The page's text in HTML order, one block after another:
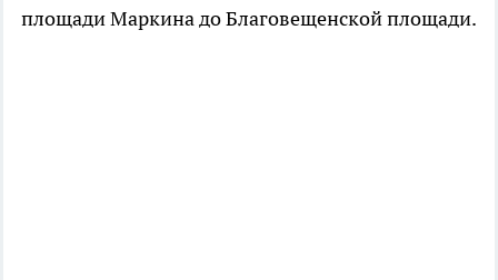
площади Маркина до Благовещенской площади.